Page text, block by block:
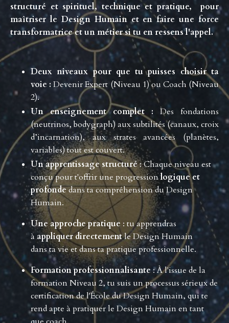
structuré et spirituel, technique et pratique, pour
maîtriser le Design Humain et en faire une force
transformatrice et un métier si tu en ressens l'appel.
Deux niveaux pour que tu puisses choisir ta
voie : Devenir Expert (Niveau 1) ou Coach (Niveau
2).
Un enseignement complet :
Des fondations
(neutrinos, bodygraph) aux subtilités (canaux, croix
d’incarnation), aux strates avancées (planètes,
variables) tout est couvert.
Un apprentissage structuré: Chaque niveau est
conçu pour t'offrir une progressionlogique et
profondedans ta compréhension du Design
Humain.
Une approche pratique : tu apprendras
à appliquer directementle Design Humain
dans ta vie et dans ta pratique professionnelle.
Formation professionnalisante : À l'issue de la
formation Niveau 2, tu suis un processus sérieux de
certification de l'École du Design Humain, qui te
rend apte à pratiquer le Design Humain en tant